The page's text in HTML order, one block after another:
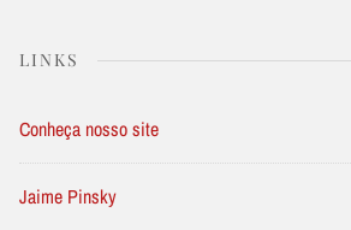
LINKS
Conheça nosso site
Jaime Pinsky